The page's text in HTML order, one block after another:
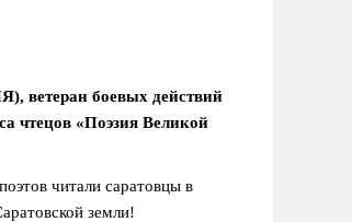
ветеран боевых действий
чтецов «Поэзия Великой
читали саратовцы в
земли!